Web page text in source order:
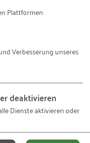
nur
aller drei
Es ist
wie
durften und
Engagement
natürlich auch
im negativen
hat die
Plattformen
Verbesserung unseres
deaktivieren
Dienste aktivieren oder